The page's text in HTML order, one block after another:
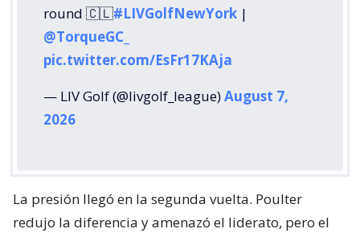
round 🇨🇱#LIVGolfNewYork |
@TorqueGC_
pic.twitter.com/EsFr17KAja
— LIV Golf (@livgolf_league)August 7,
2026
La presión llegó en la segunda vuelta. Poulter
redujo la diferencia y amenazó el liderato, pero el